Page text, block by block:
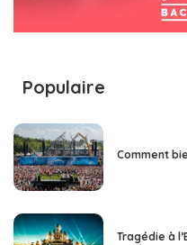
Populaire
Comment
Tragédie à